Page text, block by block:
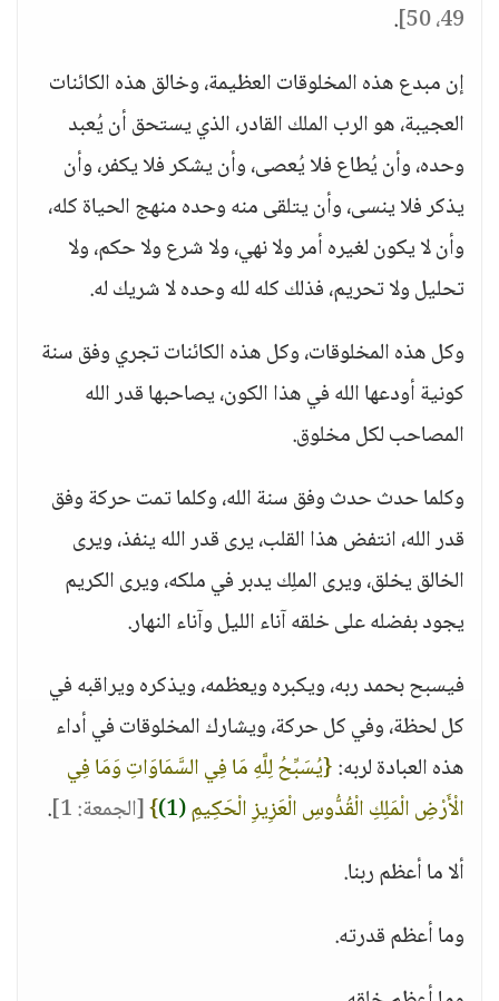
49، 50]
.
إن مبدع هذه المخلوقات العظيمة، وخالق هذه الكائنات
العجيبة، هو الرب الملك القادر، الذي يستحق أن يُعبد
وحده، وأن يُطاع فلا يُعصى، وأن يشكر فلا يكفر، وأن
يذكر فلا ينسى، وأن يتلقى منه وحده منهج الحياة كله،
وأن لا يكون لغيره أمر ولا نهي، ولا شرع ولا حكم، ولا
تحليل ولا تحريم، فذلك كله لله وحده لا شريك له.
وكل هذه المخلوقات، وكل هذه الكائنات تجري وفق سنة
كونية أودعها الله في هذا الكون، يصاحبها قدر الله
المصاحب لكل مخلوق.
وكلما حدث حدث وفق سنة الله، وكلما تمت حركة وفق
قدر الله، انتفض هذا القلب، يرى قدر الله ينفذ، ويرى
الخالق يخلق، ويرى الملِك يدبر في ملكه، ويرى الكريم
يجود بفضله على خلقه آناء الليل وآناء النهار.
فيسبح بحمد ربه، ويكبره ويعظمه، ويذكره ويراقبه في
كل لحظة، وفي كل حركة، ويشارك المخلوقات في أداء
هذه العبادة لربه:{يُسَبِّحُ لِلَّهِ مَا فِي السَّمَاوَاتِ وَمَا فِي
الْأَرْضِ الْمَلِكِ الْقُدُّوسِ الْعَزِيزِ الْحَكِيمِ(1)
}[الجمعة: 1]
.
ألا ما أعظم ربنا.
وما أعظم قدرته.